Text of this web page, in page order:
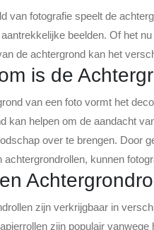
van fotografie speelt de
beelden. Of het
de achtergrond kan het
is de
van een foto vormt het
kan helpen om de aandacht
over te brengen. Door
achtergrondrollen, kunnen
zijn verkrijgbaar in
zijn populair